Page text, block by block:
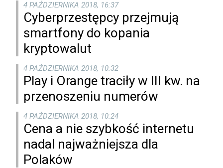
4 PAŹDZIERNIKA 2018, 16:37
Cyberprzestępcy przejmują
smartfony do kopania
kryptowalut
4 PAŹDZIERNIKA 2018, 10:32
Play i Orange traciły w III kw. na
przenoszeniu numerów
4 PAŹDZIERNIKA 2018, 10:24
Cena a nie szybkość internetu
nadal najważniejsza dla
Polaków